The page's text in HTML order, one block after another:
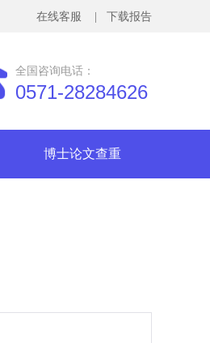
博士论文查重
全国咨询电话：
0571-28284626
| 下载报告
在线客服